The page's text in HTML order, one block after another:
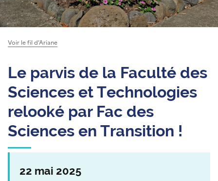
Voir le fil d’Ariane
Le parvis de la Faculté des
Sciences et Technologies
relooké par Fac des
Sciences en Transition !
22 mai 2025